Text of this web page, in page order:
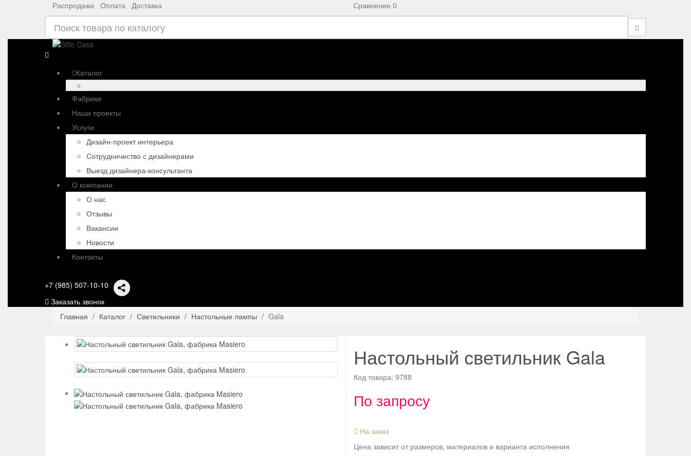
Распродажа Оплата Доставка Сравнение 0
Каталог
Фабрики
Наши проекты
Услуги
Дизайн-проект интерьера
Сотрудничество с дизайнерами
Выезд дизайнера-консультанта
О компании
О нас
Отзывы
Вакансии
Новости
Контакты
+7 (985) 507-10-10
Заказать звонок
Главная
Каталог Светильники Настольные лампы Gala
Настольный светильник Gala
Код товара: 9788
По запросу
На заказ
Цена зависит от размеров, материалов и варианта исполнения